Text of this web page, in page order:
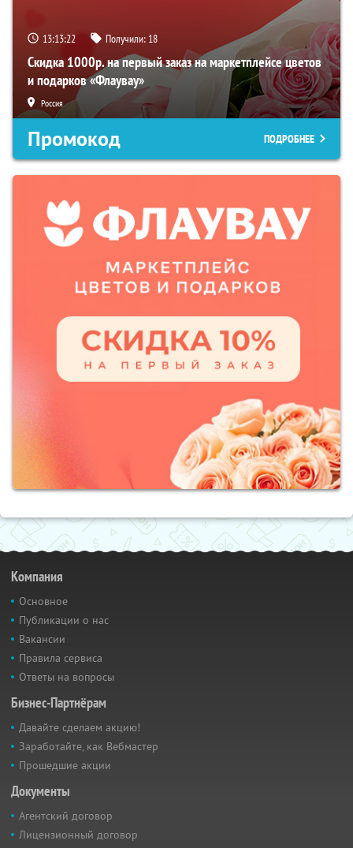
13:13:21 Получили: 18
Скидка 1000р. на первый заказ на маркетплейсе цветов
и подарков «Флаувау»
Россия
Промокод ПОДРОБНЕЕ
Компания
Основное
Публикации о нас
Вакансии
Правила сервиса
Ответы на вопросы
Бизнес-Партнёрам
Давайте сделаем акцию!
Заработайте, как Вебмастер
Прошедшие акции
Документы
Агентский договор
Лицензионный договор